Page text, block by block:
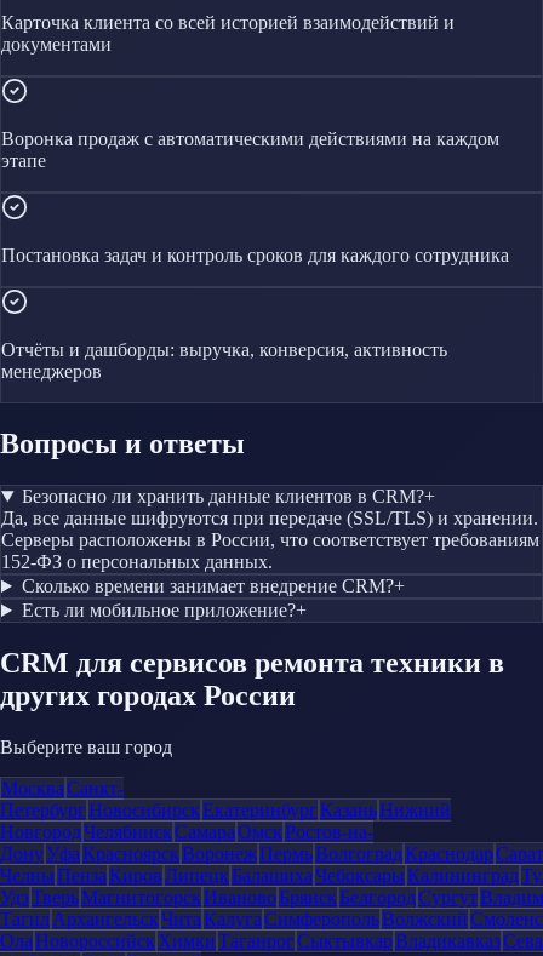
Карточка клиента со всей историей взаимодействий и
документами
Воронка продаж с автоматическими действиями на каждом
этапе
Постановка задач и контроль сроков для каждого сотрудника
Отчёты и дашборды: выручка, конверсия, активность
менеджеров
Вопросы и ответы
Безопасно ли хранить данные клиентов в CRM?+
Да, все данные шифруются при передаче (SSL/TLS) и хранении.
Серверы расположены в России, что соответствует требованиям
152-ФЗ о персональных данных.
Сколько времени занимает внедрение CRM?+
Есть ли мобильное приложение?+
CRM для сервисов ремонта техники в
других городах России
Выберите ваш город
МоскваСанкт-
ПетербургНовосибирскЕкатеринбургКазаньНижний
НовгородЧелябинскСамараОмскРостов-на-
ДонуУфаКрасноярскВоронежПермьВолгоградКраснодар
ЧелныПензаКировЛипецкБалашихаЧебоксарыКалининград
УдэТверьМагнитогорскИвановоБрянскБелгородСургут
ТагилАрхангельскЧитаКалугаСимферопольВолжский
ОлаНовороссийскХимкиТаганрогСыктывкарВладикавказ